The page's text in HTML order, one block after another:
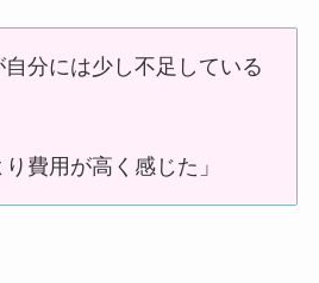
自分には少し不足している
り費用が高く感じた」